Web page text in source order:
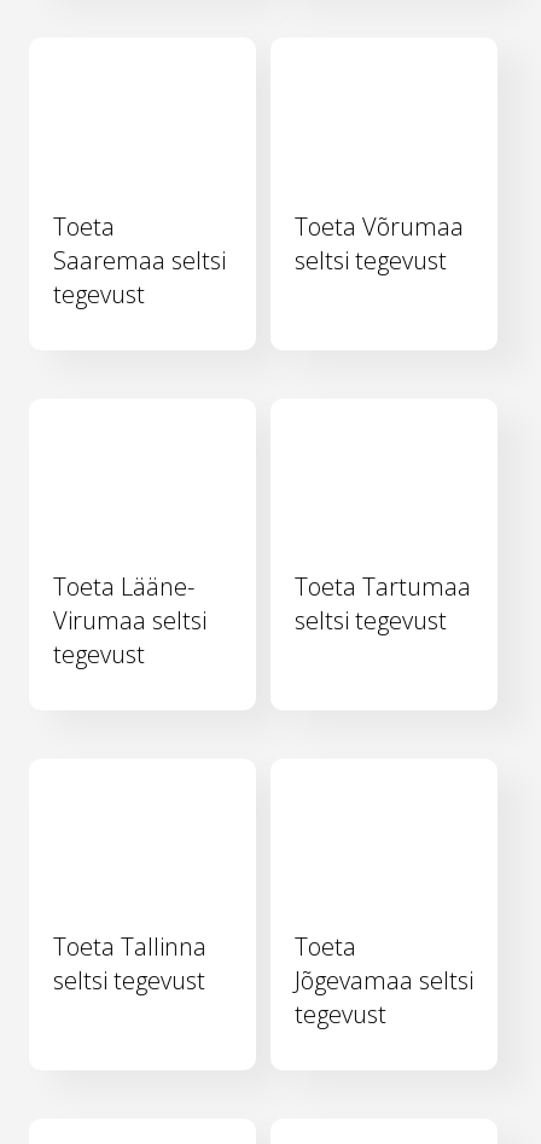
Toeta
Saaremaa seltsi
tegevust
Toeta Võrumaa
seltsi tegevust
Toeta Lääne-
Virumaa seltsi
tegevust
Toeta Tartumaa
seltsi tegevust
Toeta Tallinna
seltsi tegevust
Toeta
Jõgevamaa seltsi
tegevust